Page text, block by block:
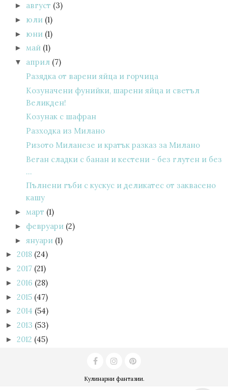
► август (3)
► юли (1)
► юни (1)
► май (1)
▼ април (7)
Разядка от варени яйца и горчица
Козуначени фунийки, шарени яйца и светъл
Великден!
Козунак с шафран
Разходка из Милано
Ризото Миланезе и кратък разказ за Милано
Веган сладки с банан и кестени - без глутен и без
...
Пълнени гъби с кускус и деликатес от заквасено
кашу
► март (1)
► февруари (2)
► януари (1)
► 2018 (24)
► 2017 (21)
► 2016 (28)
► 2015 (47)
► 2014 (54)
► 2013 (53)
► 2012 (45)
Кулинарни фантазии.